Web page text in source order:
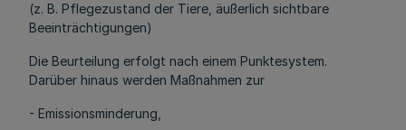
(z. B. Pflegezustand der Tiere, äußerlich sichtbare
Beeinträchtigungen)
Die Beurteilung erfolgt nach einem Punktesystem.
Darüber hinaus werden Maßnahmen zur
- Emissionsminderung,